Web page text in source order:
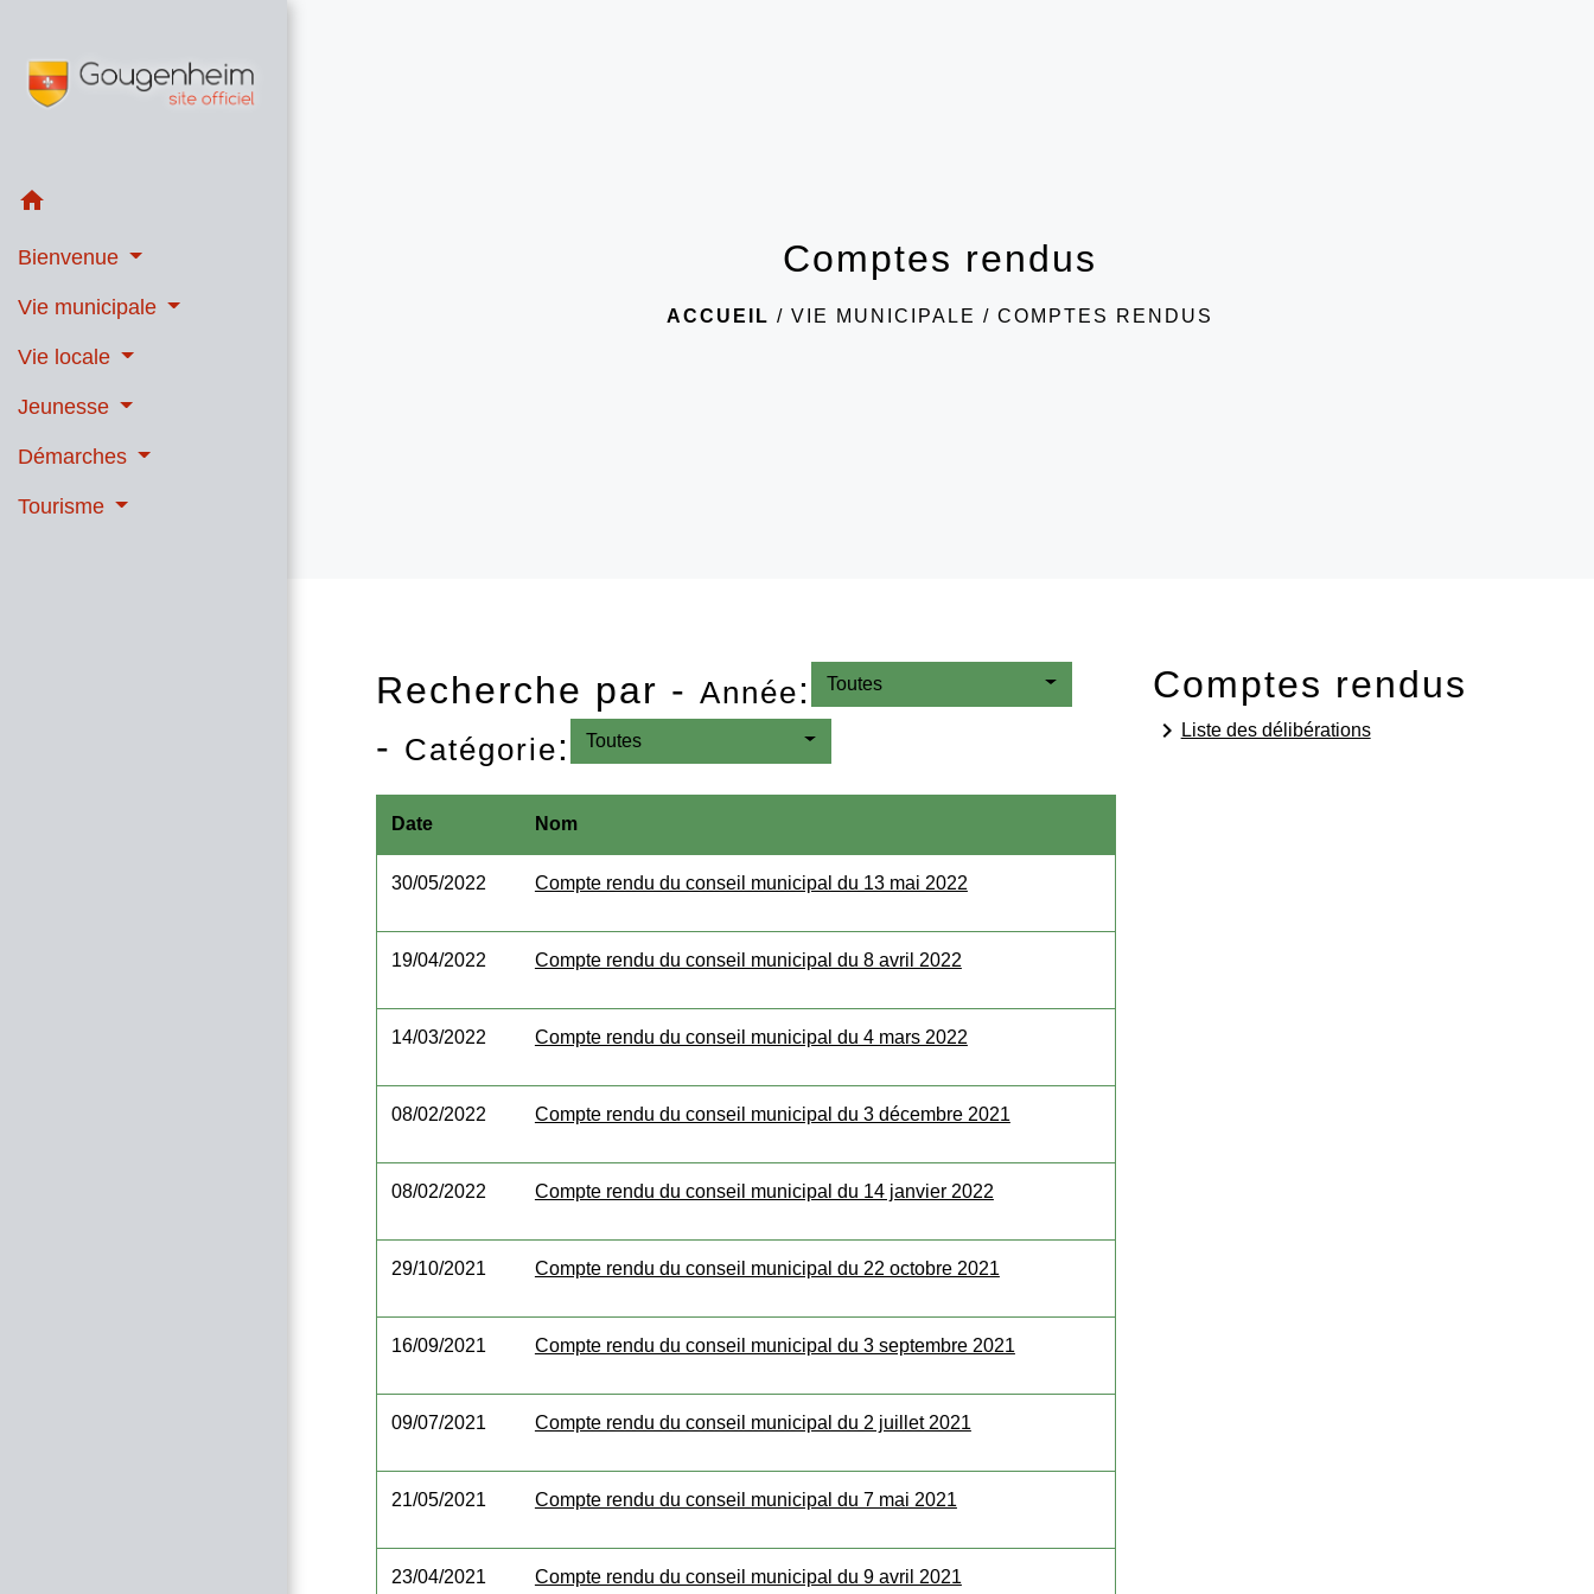
home
Bienvenue
Vie municipale
Vie locale
Jeunesse
Démarches
Tourisme
Comptes rendus
ACCUEIL /VIE MUNICIPALE /COMPTES RENDUS
Recherche par - Année: Toutes
- Catégorie: Toutes
Date Nom
30/05/2022 Compte rendu du conseil municipal du 13 mai 2022
19/04/2022 Compte rendu du conseil municipal du 8 avril 2022
14/03/2022 Compte rendu du conseil municipal du 4 mars 2022
08/02/2022 Compte rendu du conseil municipal du 3 décembre 2021
08/02/2022 Compte rendu du conseil municipal du 14 janvier 2022
29/10/2021 Compte rendu du conseil municipal du 22 octobre 2021
16/09/2021 Compte rendu du conseil municipal du 3 septembre 2021
09/07/2021 Compte rendu du conseil municipal du 2 juillet 2021
21/05/2021 Compte rendu du conseil municipal du 7 mai 2021
23/04/2021 Compte rendu du conseil municipal du 9 avril 2021
Comptes rendus
keyboard_arrow_rightListe des délibérations